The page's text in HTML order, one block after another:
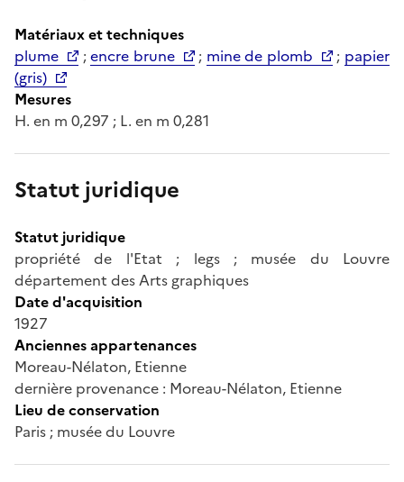
Matériaux et techniques
plume
;encre brune ; mine de plomb ; papier
(gris)
Mesures
H. en m 0,297 ; L. en m 0,281
Statut juridique
Statut juridique
propriété de l'Etat ; legs ; musée du Louvre
département des Arts graphiques
Date d'acquisition
1927
Anciennes appartenances
Moreau-Nélaton, Etienne
dernière provenance : Moreau-Nélaton, Etienne
Lieu de conservation
Paris ; musée du Louvre